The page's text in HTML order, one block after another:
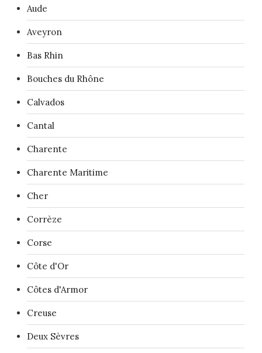
Aude
Aveyron
Bas Rhin
Bouches du Rhône
Calvados
Cantal
Charente
Charente Maritime
Cher
Corrèze
Corse
Côte d'Or
Côtes d'Armor
Creuse
Deux Sèvres